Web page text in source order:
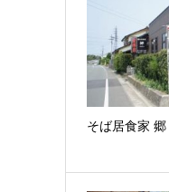
そば居食家 郷